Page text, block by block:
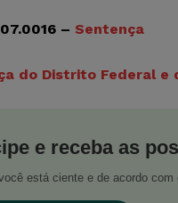
– Sentença
do Distrito Federal e
e receba as
está ciente e de acordo com